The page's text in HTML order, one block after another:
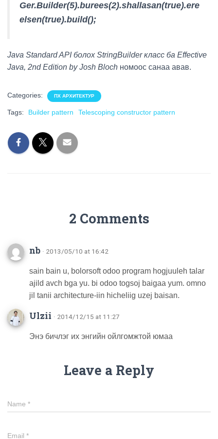
Ger.Builder(5).burees(2).shallasan(true).ere
elsen(true).build();
Java Standard API болох StringBuilder класс ба Effective
Java, 2nd Edition by Josh Bloch номоос санаа авав.
Categories: ПХ АРХИТЕКТУР
Tags: Builder pattern Telescoping constructor pattern
2 Comments
nb · 2013/05/10 at 16:42
sain bain u, bolorsoft odoo program hogjuuleh talar
ajild avch bga yu. bi odoo togsoj baigaa yum. omno
jil tanii architecture-iin hicheliig uzej baisan.
Ulzii · 2014/12/15 at 11:27
Энэ бичлэг их энгийн ойлгомжтой юмаа
Leave a Reply
Name *
Email *